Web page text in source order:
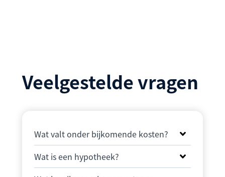
Veelgestelde vragen
Wat valt onder bijkomende kosten?
Wat is een hypotheek?